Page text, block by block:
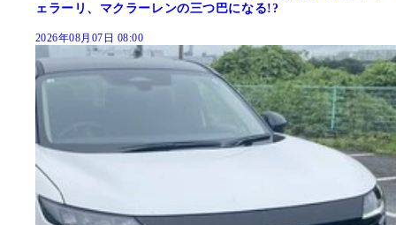
ェラーリ、マクラーレンの三つ巴になる!?
2026年08月07日 08:00